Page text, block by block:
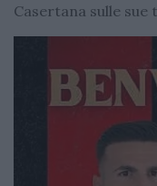
Casertana sulle